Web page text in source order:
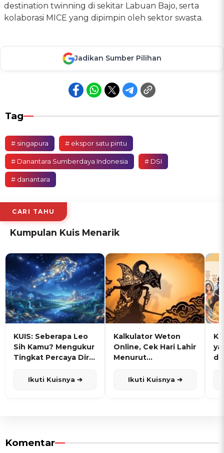
destination twinning di sekitar Labuan Bajo, serta
kolaborasi MICE yang dipimpin oleh sektor swasta.
Jadikan Sumber Pilihan
Tag
# singapura # ekspor satu pintu
# Danantara Sumberdaya Indonesia # DSI
# danantara
CARI TAHU
Kumpulan Kuis Menarik
KUIS: Seberapa Leo
Sih Kamu? Mengukur
Tingkat Percaya Diri
Ikuti Kuisnya ➔
Kalkulator Weton
Online, Cek Hari Lahir
Menurut
Ikuti Kuisnya ➔
Komentar